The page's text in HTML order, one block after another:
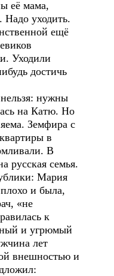
её мама,
уходить.
ещё
Уходили
достичь
нужны
на Катю. Но
Земфира с
в
В
русская семья.
Мария
и была,
«не
к
и угрюмый
лет
внешностью и